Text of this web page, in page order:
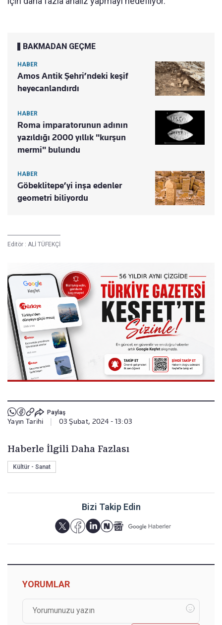
BAKMADAN GEÇME
HABER
Amos Antik Şehri’ndeki keşif
heyecanlandırdı
HABER
Roma imparatorunun adının
yazıldığı 2000 yıllık "kurşun
mermi" bulundu
HABER
Göbeklitepe’yi inşa edenler
geometri biliyordu
Editör : ALİ TÜFEKÇİ
Paylaş
Yayın Tarihi | 03 Şubat, 2024 - 13:03
Haberle İlgili Daha Fazlası
Kültür - Sanat
Bizi Takip Edin
YORUMLAR